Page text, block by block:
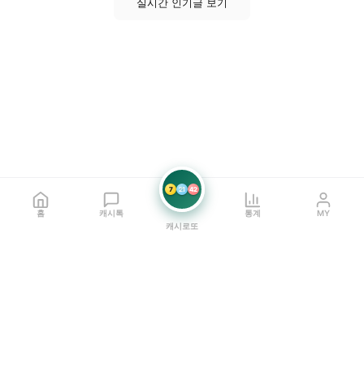
홈 캐시톡
7 21 42
캐시로또
통계 MY